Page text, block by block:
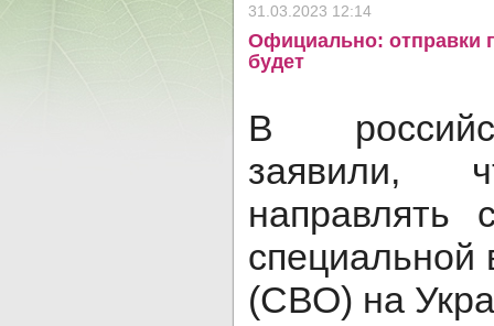
31.03.2023 12:14
Официально: отправки
будет
В
заявили,
направлять
специальной
(СВО) на